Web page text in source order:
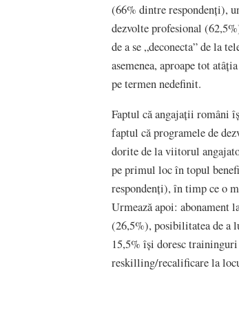
(66% dintre respondenți),
dezvolte profesional
de a se „deconecta” de la
asemenea, aproape tot
pe termen nedefinit.
Faptul că angajații români
faptul că programele de
dorite de la viitorul
pe primul loc în topul
respondenți), în timp ce o
Urmează apoi: abonament
(26,5%), posibilitatea de a
15,5% își doresc
reskilling/recalificare la